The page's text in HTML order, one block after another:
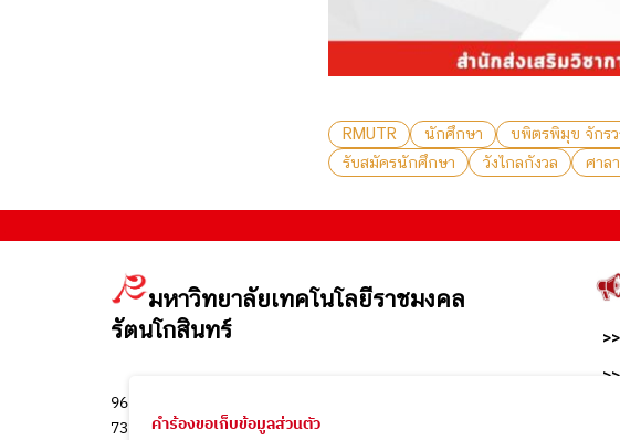
RMUTR นักศึกษา บพิตรพิมุข จักรว
รับสมัครนักศึกษา
วังไกลกังวล ศาล
มหาวิทยาลัยเทคโนโลยีราชมงคล
รัตนโกสินทร์
96 หมู่ 3 ถนน พุทธมณฑล สาย 5 ต.ศาลายา อ.พุทธมณฑล จ.นครปฐม
73170
>>
>>
คำร้องขอเก็บข้อมูลส่วนตัว